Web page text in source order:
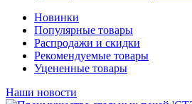
Новинки
Популярные товары
Распродажи и скидки
Рекомендуемые товары
Уцененные товары
Наши новости